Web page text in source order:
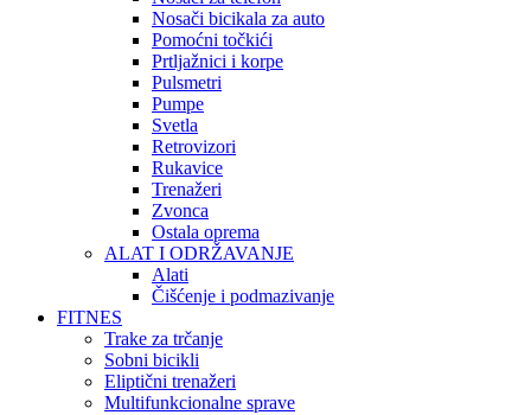
Nosači bicikala za auto
Pomoćni točkići
Prtljažnici i korpe
Pulsmetri
Pumpe
Svetla
Retrovizori
Rukavice
Trenažeri
Zvonca
Ostala oprema
ALAT I ODRŽAVANJE
Alati
Čišćenje i podmazivanje
FITNES
Trake za trčanje
Sobni bicikli
Eliptični trenažeri
Multifunkcionalne sprave